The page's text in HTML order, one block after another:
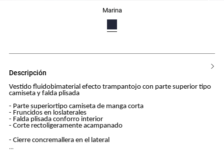
marina
descripción
Vestido fluidobimaterial efecto trampantojo con parte superior tipo
camiseta y falda plisada
- Parte superiortipo camiseta de manga corta
- Fruncidos en loslaterales
- Falda plisada conforro interior
- Corte rectoligeramente acampanado
- Cierre concremallera en el lateral